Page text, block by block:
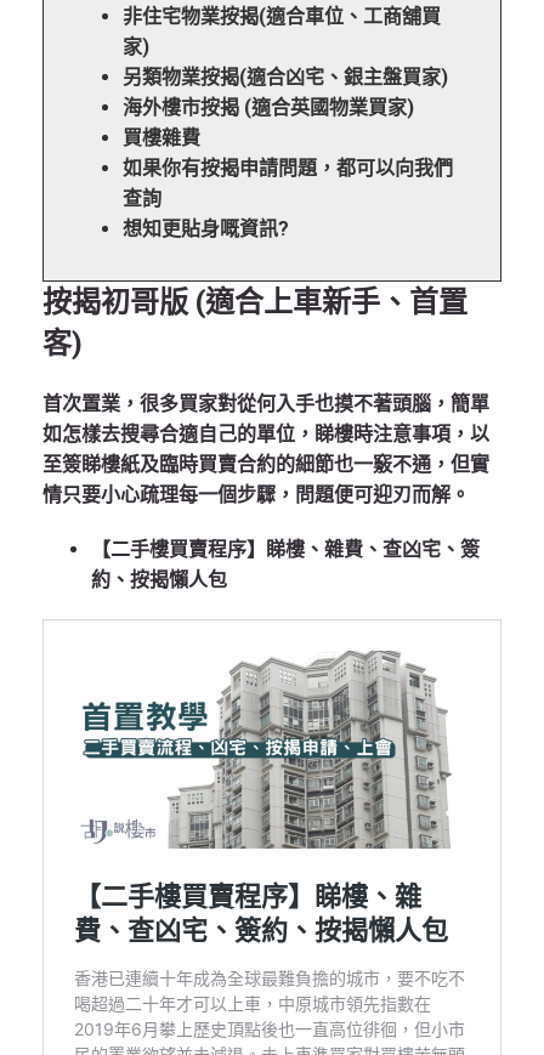
非住宅物業按揭(適合車位、工商舖買
家)
另類物業按揭(適合凶宅、銀主盤買家)
海外樓市按揭 (適合英國物業買家)
買樓雜費
如果你有按揭申請問題，都可以向我們
查詢
想知更貼身嘅資訊?
按揭初哥版 (適合上車新手、首置
客)
首次置業，很多買家對從何入手也摸不著頭腦，簡單
如怎樣去搜尋合適自己的單位，睇樓時注意事項，以
至簽睇樓紙及臨時買賣合約的細節也一竅不通，但實
情只要小心疏理每一個步驟，問題便可迎刃而解。
【二手樓買賣程序】睇樓、雜費、查凶宅、簽
約、按揭懶人包